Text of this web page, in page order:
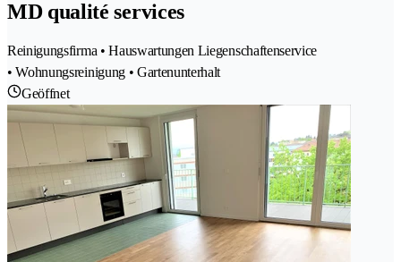
MD qualité services
Reinigungsfirma • Hauswartungen Liegenschaftenservice
• Wohnungsreinigung • Gartenunterhalt
Geöffnet